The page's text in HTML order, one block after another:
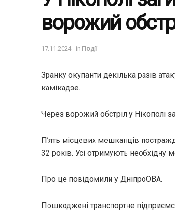
ворожий
17.11.2024 in Події
Зранку окупанти декілька разів
камікадзе.
Через ворожий обстріл у Нікополі
Пʼять місцевих мешканців
32 років. Усі отримують необхідну
Про це повідомили у ДніпроОВА.
Пошкоджені транспортне